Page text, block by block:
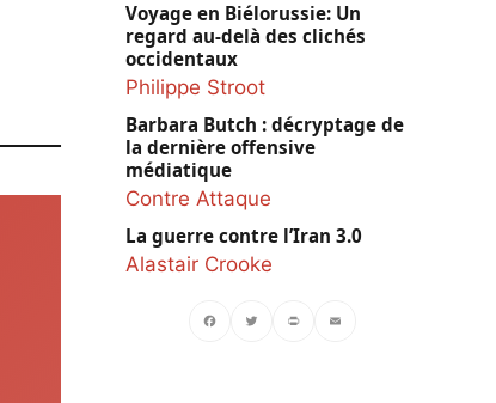
Voyage en Biélorussie: Un
regard au-delà des clichés
occidentaux
Philippe Stroot
Barbara Butch : décryptage de
la dernière offensive
médiatique
Contre Attaque
La guerre contre l’Iran 3.0
Alastair Crooke